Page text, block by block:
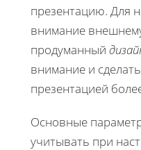
презентацию. Для
внимание
продуманный
внимание и
презентацией
Основные
учитывать при